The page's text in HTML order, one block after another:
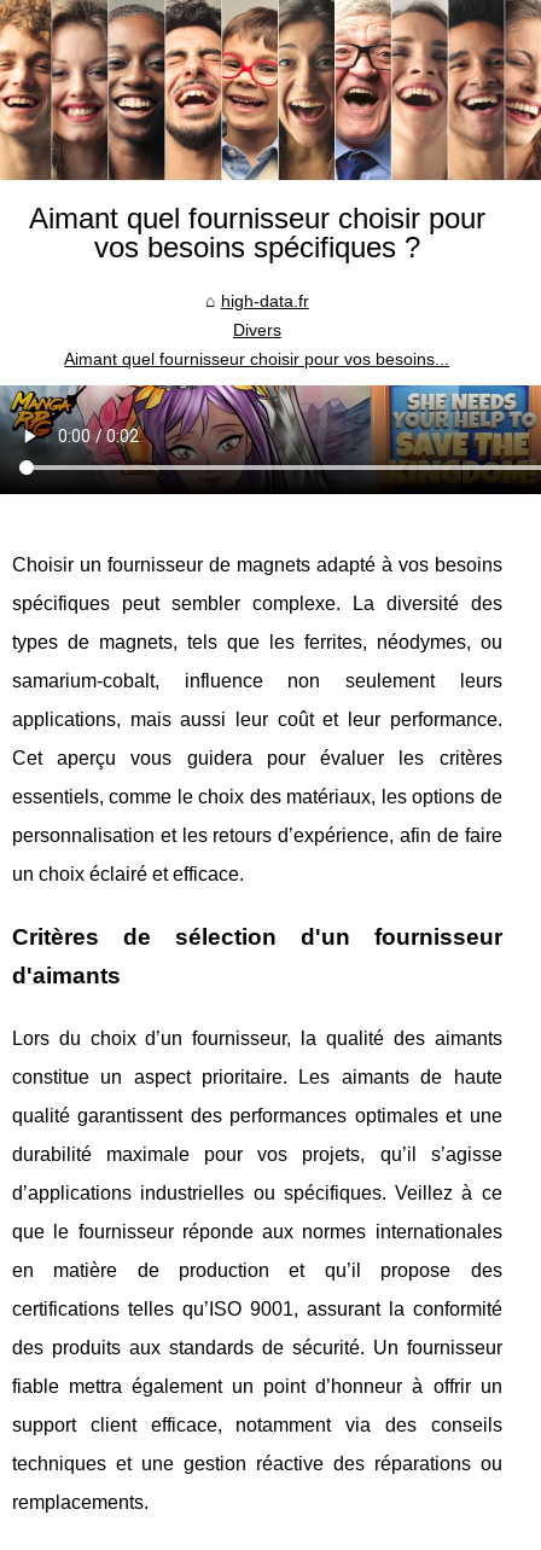
Aimant quel fournisseur choisir pour
vos besoins spécifiques ?
high-data.fr
Divers
Aimant quel fournisseur choisir pour vos besoins...
Choisir un fournisseur de magnets adapté à vos besoins
spécifiques peut sembler complexe. La diversité des
types de magnets, tels que les ferrites, néodymes, ou
samarium-cobalt, influence non seulement leurs
applications, mais aussi leur coût et leur performance.
Cet aperçu vous guidera pour évaluer les critères
essentiels, comme le choix des matériaux, les options de
personnalisation et les retours d’expérience, afin de faire
un choix éclairé et efficace.
Critères de sélection d'un fournisseur
d'aimants
Lors du choix d’un fournisseur, la qualité des aimants
constitue un aspect prioritaire. Les aimants de haute
qualité garantissent des performances optimales et une
durabilité maximale pour vos projets, qu’il s’agisse
d’applications industrielles ou spécifiques. Veillez à ce
que le fournisseur réponde aux normes internationales
en matière de production et qu’il propose des
certifications telles qu’ISO 9001, assurant la conformité
des produits aux standards de sécurité. Un fournisseur
fiable mettra également un point d’honneur à offrir un
support client efficace, notamment via des conseils
techniques et une gestion réactive des réparations ou
remplacements.